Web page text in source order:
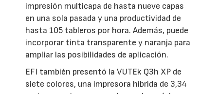
impresión multicapa de hasta nueve capas
en una sola pasada y una productividad de
hasta 105 tableros por hora. Además, puede
incorporar tinta transparente y naranja para
ampliar las posibilidades de aplicación.
EFI también presentó la VUTEk Q3h XP de
siete colores, una impresora híbrida de 3,34